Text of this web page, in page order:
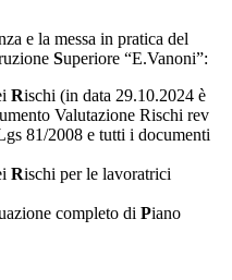
e la messa in pratica del
Superiore “E.Vanoni”:
Rischi (in data 29.10.2024 è
Valutazione Rischi rev
81/2008 e tutti i documenti
Rischi per le lavoratrici
completo di Piano